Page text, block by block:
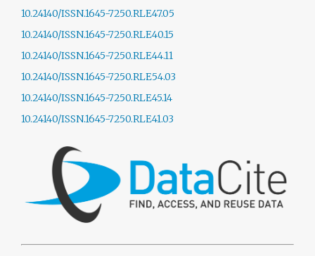
10.24140/ISSN.1645-7250.RLE47.05
10.24140/ISSN.1645-7250.RLE40.15
10.24140/ISSN.1645-7250.RLE44.11
10.24140/ISSN.1645-7250.RLE54.03
10.24140/ISSN.1645-7250.RLE45.14
10.24140/ISSN.1645-7250.RLE41.03